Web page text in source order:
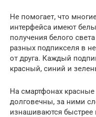
Не помогает, что
интерфейса имеют
получения белого
разных подпикселя в
от друга. Каждый
красный, синий и
На смартфонах
долговечны, за ними
изнашиваются быстрее